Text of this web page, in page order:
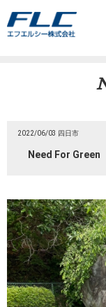
2022/06/03 四日市
Need For Green